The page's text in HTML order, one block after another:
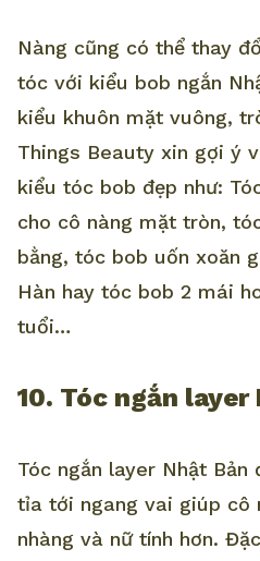
Nàng cũng có thể thay
tóc với kiểu bob ngắn
kiểu khuôn mặt vuông,
Things Beauty xin gợi ý
kiểu tóc bob đẹp như:
cho cô nàng mặt tròn,
bằng, tóc bob uốn xoăn
Hàn hay tóc bob 2 mái
tuổi…
10. Tóc ngắn layer
Tóc ngắn layer Nhật
tỉa tới ngang vai giúp cô
nhàng và nữ tính hơn.